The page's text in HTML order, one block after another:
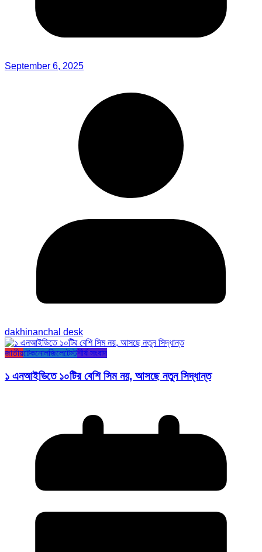
September 6, 2025
dakhinanchal desk
জাতীয়টেকনোলজিলেটেস্টশীর্ষ সংবাদ
১ এনআইডিতে ১০টির বেশি সিম নয়, আসছে নতুন সিদ্ধান্ত